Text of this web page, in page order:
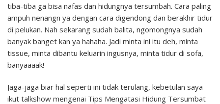
tiba-tiba ga bisa nafas dan hidungnya tersumbah. Cara paling
ampuh nenangn ya dengan cara digendong dan berakhir tidur
di pelukan. Nah sekarang sudah balita, ngomongnya sudah
banyak banget kan ya hahaha. Jadi minta ini itu deh, minta
tissue, minta dibantu keluarin ingusnya, minta tidur di sofa,
banyaaaak!
Jaga-jaga biar hal seperti ini tidak terulang, kebetulan saya
ikut talkshow mengenai Tips Mengatasi Hidung Tersumbat